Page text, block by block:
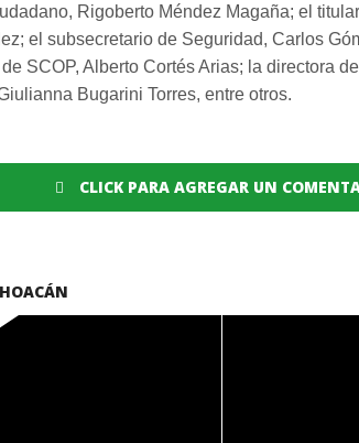
Rigoberto Méndez Magaña; el
el subsecretario de Seguridad, Carlos
SCOP, Alberto Cortés Arias; la directora
Bugarini Torres, entre otros.
CLICK PARA AGREGAR UN